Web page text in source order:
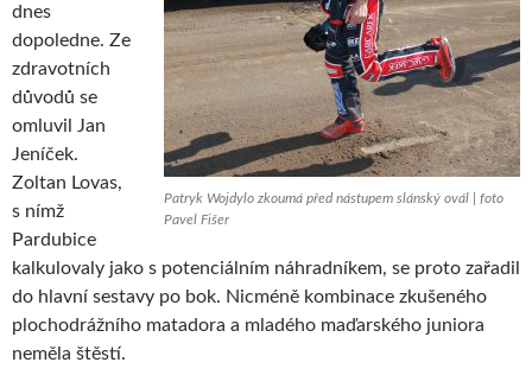
Patryk Wojdylo zkoumá před nástupem slánský ovál | foto
Pavel Fišer
dnes
dopoledne. Ze
zdravotních
důvodů se
omluvil Jan
Jeníček.
Zoltan Lovas,
s nímž
Pardubice
kalkulovaly jako s potenciálním náhradníkem, se proto zařadil
do hlavní sestavy po bok. Nicméně kombinace zkušeného
plochodrážního matadora a mladého maďarského juniora
neměla štěstí.